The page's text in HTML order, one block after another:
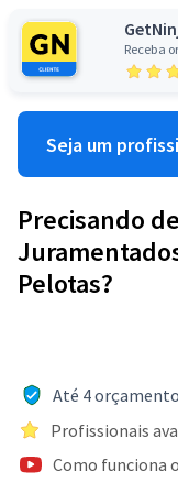
Receba
Seja um
Precisando
Pelotas?
Até 4
Profissionais
Como funciona